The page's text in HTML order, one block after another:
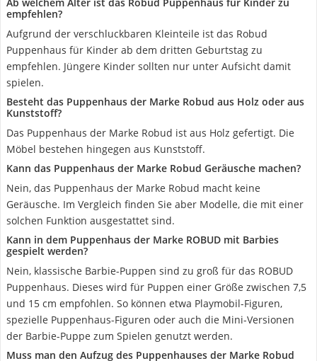
empfehlen?
Aufgrund der verschluckbaren Kleinteile ist das Robud
Puppenhaus für Kinder ab dem dritten Geburtstag zu
empfehlen. Jüngere Kinder sollten nur unter Aufsicht damit
spielen.
Besteht das Puppenhaus der Marke Robud aus Holz oder aus
Kunststoff?
Das Puppenhaus der Marke Robud ist aus Holz gefertigt. Die
Möbel bestehen hingegen aus Kunststoff.
Kann das Puppenhaus der Marke Robud Geräusche machen?
Nein, das Puppenhaus der Marke Robud macht keine
Geräusche. Im Vergleich finden Sie aber Modelle, die mit einer
solchen Funktion ausgestattet sind.
Kann in dem Puppenhaus der Marke ROBUD mit Barbies
gespielt werden?
Nein, klassische Barbie-Puppen sind zu groß für das ROBUD
Puppenhaus. Dieses wird für Puppen einer Größe zwischen 7,5
und 15 cm empfohlen. So können etwa Playmobil-Figuren,
spezielle Puppenhaus-Figuren oder auch die Mini-Versionen
der Barbie-Puppe zum Spielen genutzt werden.
Muss man den Aufzug des Puppenhauses der Marke Robud